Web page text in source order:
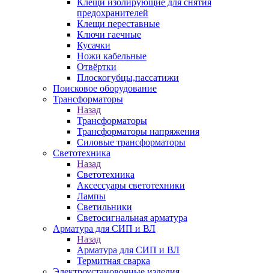
Клещи изолирующие для снятия
предохранителей
Клещи переставные
Ключи гаечные
Кусачки
Ножи кабельные
Отвёртки
Плоскогубцы,пассатижи
Поисковое оборудование
Трансформаторы
Назад
Трансформаторы
Трансформаторы напряжения
Силовые трансформаторы
Светотехника
Назад
Светотехника
Аксессуары светотехники
Лампы
Светильники
Светосигнальная арматура
Арматура для СИП и ВЛ
Назад
Арматура для СИП и ВЛ
Термитная сварка